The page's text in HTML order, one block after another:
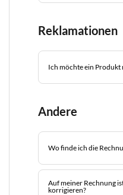
Reklamationen
Ich möchte ein Produkt
Andere
Wo finde ich die
Auf meiner Rechnung
korrigieren?